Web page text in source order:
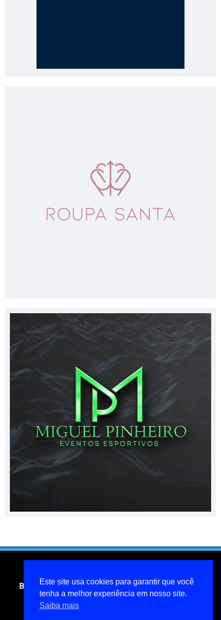
Blog do jornalista Miguel Pinheiro- todos os direitos
reservados
miguelpinheiroarcanjo@hotmail.com
Este site usa cookies para garantir que você
tenha a melhor experiência em nosso site.
Saiba mais